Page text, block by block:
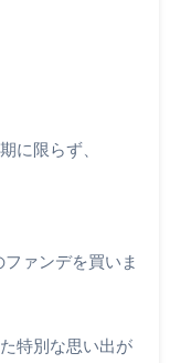
に限らず、
ァンデを買いま
特別な思い出が